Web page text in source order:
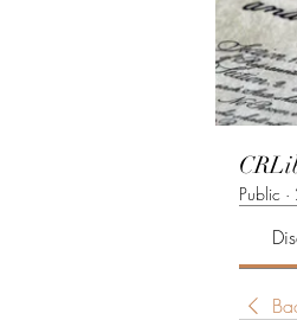
Public ·